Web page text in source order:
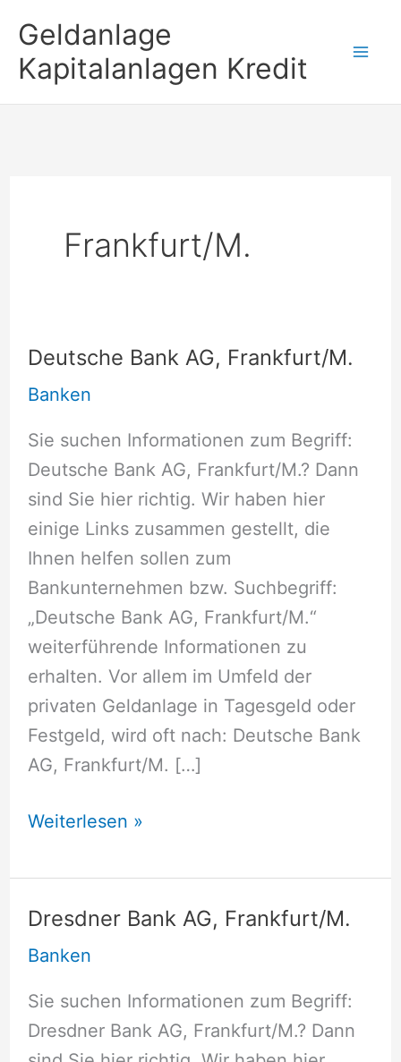
Inhalt
springen
Geldanlage
Kapitalanlagen Kredit
Frankfurt/M.
Deutsche Bank AG, Frankfurt/M.
Banken
Sie suchen Informationen zum Begriff:
Deutsche Bank AG, Frankfurt/M.? Dann
sind Sie hier richtig. Wir haben hier
einige Links zusammen gestellt, die
Ihnen helfen sollen zum
Bankunternehmen bzw. Suchbegriff:
„Deutsche Bank AG, Frankfurt/M.“
weiterführende Informationen zu
erhalten. Vor allem im Umfeld der
privaten Geldanlage in Tagesgeld oder
Festgeld, wird oft nach: Deutsche Bank
AG, Frankfurt/M. […]
Deutsche
AG,
Frankfurt/M.
Weiterlesen »
Dresdner Bank AG, Frankfurt/M.
Banken
Sie suchen Informationen zum Begriff:
Dresdner Bank AG, Frankfurt/M.? Dann